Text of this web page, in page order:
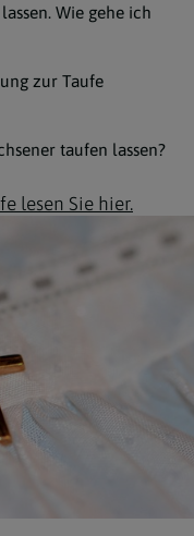
Wie gehe ich
zur Taufe
taufen lassen?
lesen Sie hier.